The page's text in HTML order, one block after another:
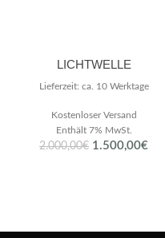
LICHTWELLE
2.000,00€ Ursprünglicher
1.500,00€
Enthält 7% MwSt.
Kostenloser Versand
Lieferzeit: ca. 10 Werktage